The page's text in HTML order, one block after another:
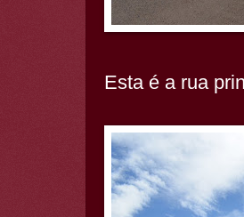
Esta é a rua